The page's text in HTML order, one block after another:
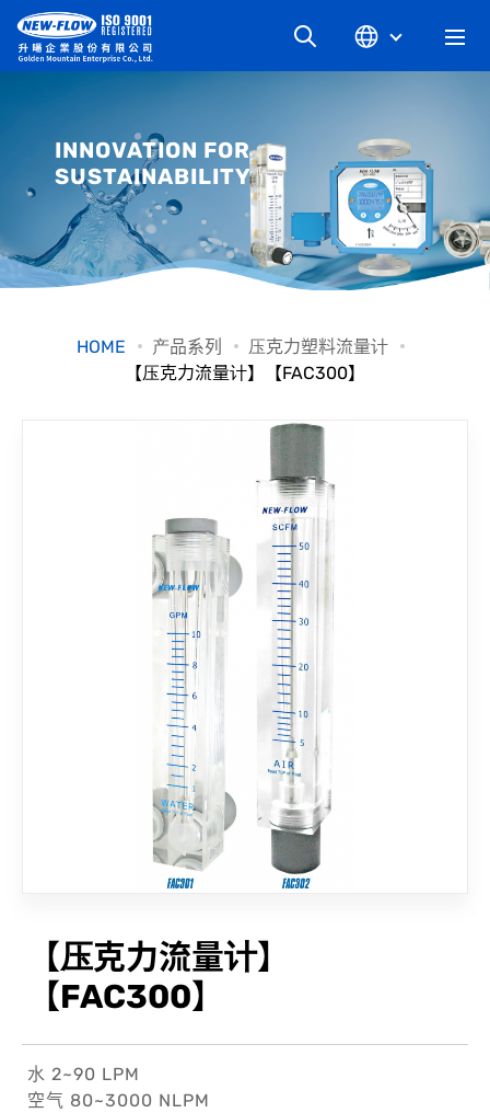
最新消息
知识文章
联络我们
INNOVATION FOR
SUSTAINABILITY
HOME 产品系列
压克力塑料流量计
【压克力流量计】【FAC300】
【压克力流量计】
【FAC300】
水 2~90 LPM
空气 80~3000 NLPM